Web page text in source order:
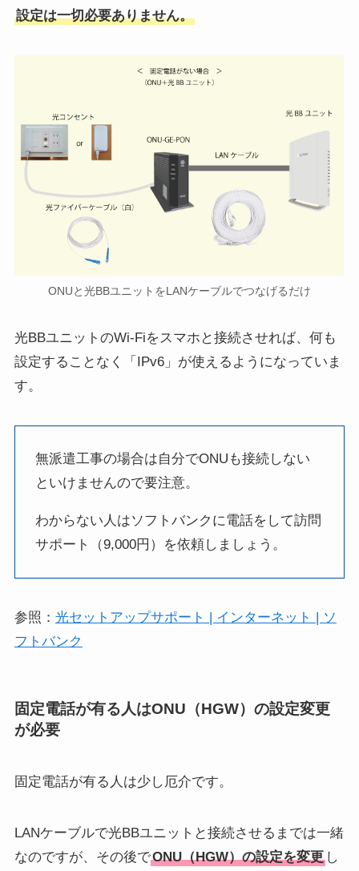
設定は一切必要ありません。
ONUと光BBユニットをLANケーブルでつなげるだけ
光BBユニットのWi-Fiをスマホと接続させれば、何も
設定することなく「IPv6」が使えるようになっていま
す。
無派遣工事の場合は自分でONUも接続しない
といけませんので要注意。
わからない人はソフトバンクに電話をして訪問
サポート（9,000円）を依頼しましょう。
参照： 光セットアップサポート | インターネット | ソ
フトバンク
固定電話が有る人はONU（HGW）の設定変更
が必要
固定電話が有る人は少し厄介です。
LANケーブルで光BBユニットと接続させるまでは一緒
なのですが、その後でONU（HGW）の設定を変更し